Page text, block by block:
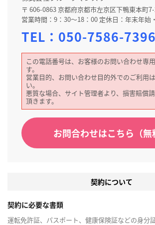
〒 606-0863 京都府京都市左京区下鴨東本町
営業時間：9：30～18：00 定休日：年末年始
TEL： 050-7586-7396
この電話番号は、お客様のお問い合わせ専
す。
営業目的、お問い合わせ目的外でのご利用
い。
悪質な場合、サイト管理者より、損害賠償
頂きます。
お問合わせはこちら（無
契約について
契約に必要な書類
運転免許証、パスポート、健康保険証などの身分